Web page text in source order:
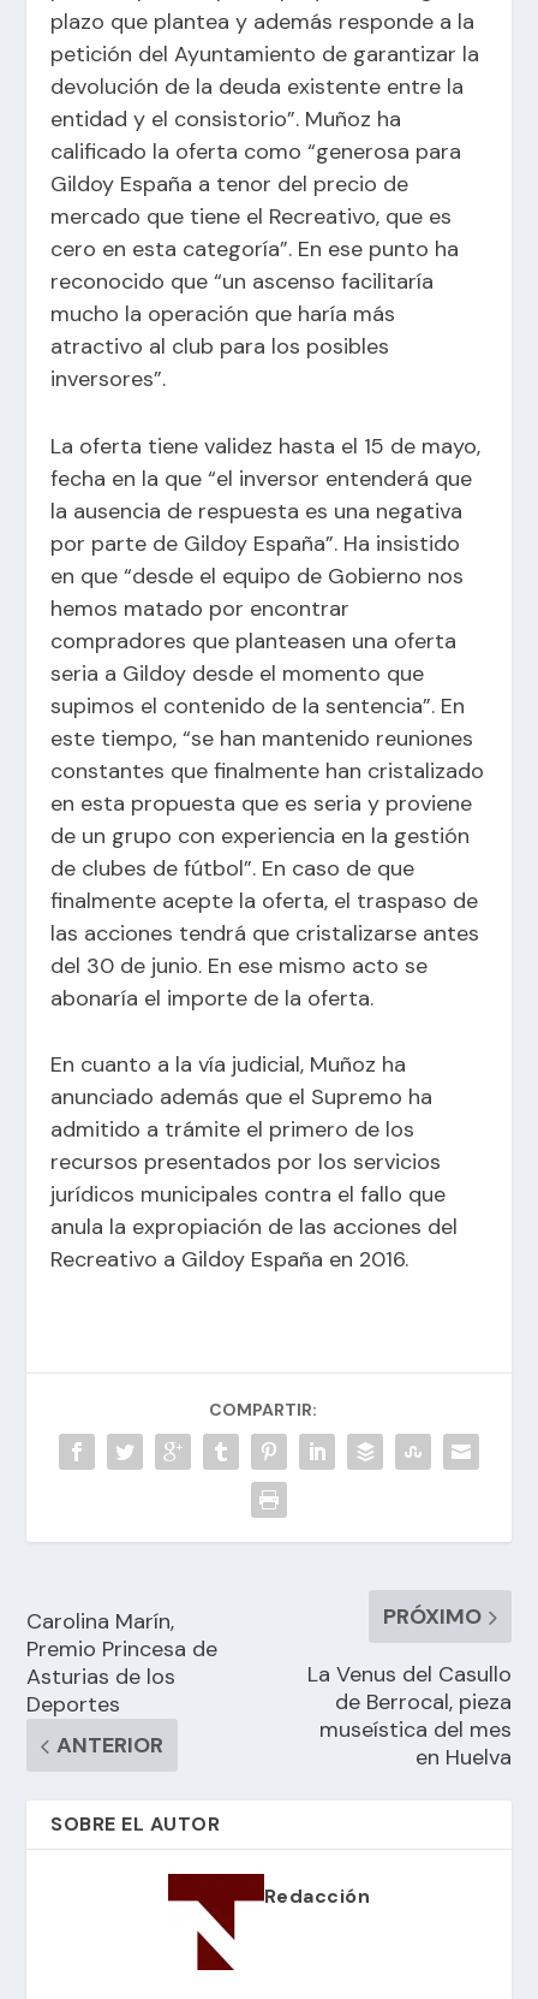
plazo que plantea y además responde a la
petición del Ayuntamiento de garantizar la
devolución de la deuda existente entre la
entidad y el consistorio”. Muñoz ha
calificado la oferta como “generosa para
Gildoy España a tenor del precio de
mercado que tiene el Recreativo, que es
cero en esta categoría”. En ese punto ha
reconocido que “un ascenso facilitaría
mucho la operación que haría más
atractivo al club para los posibles
inversores”.
La oferta tiene validez hasta el 15 de mayo,
fecha en la que “el inversor entenderá que
la ausencia de respuesta es una negativa
por parte de Gildoy España”. Ha insistido
en que “desde el equipo de Gobierno nos
hemos matado por encontrar
compradores que planteasen una oferta
seria a Gildoy desde el momento que
supimos el contenido de la sentencia”. En
este tiempo, “se han mantenido reuniones
constantes que finalmente han cristalizado
en esta propuesta que es seria y proviene
de un grupo con experiencia en la gestión
de clubes de fútbol”. En caso de que
finalmente acepte la oferta, el traspaso de
las acciones tendrá que cristalizarse antes
del 30 de junio. En ese mismo acto se
abonaría el importe de la oferta.
En cuanto a la vía judicial, Muñoz ha
anunciado además que el Supremo ha
admitido a trámite el primero de los
recursos presentados por los servicios
jurídicos municipales contra el fallo que
anula la expropiación de las acciones del
Recreativo a Gildoy España en 2016.
COMPARTIR:
Carolina Marín,
Premio Princesa de
Asturias de los
Deportes
ANTERIOR
PRÓXIMO
La Venus del Casullo
de Berrocal, pieza
museística del mes
en Huelva
SOBRE EL AUTOR
Redacción